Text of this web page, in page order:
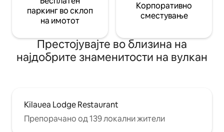
паркинг во склоп
на имотот
Корпоративно
сместување
Престојувајте во близина на
најдобрите знаменитости на вулкан
Kilauea Lodge Restaurant
Препорачано од 139 локални жители